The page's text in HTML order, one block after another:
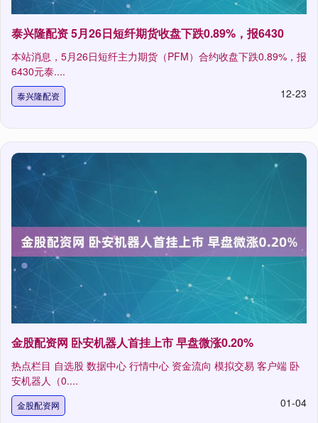
泰兴隆配资 5月26日短纤期货收盘下跌0.89%，报6430
本站消息，5月26日短纤主力期货（PFM）合约收盘下跌0.89%，报
6430元泰....
泰兴隆配资 12-23
金股配资网 卧安机器人首挂上市 早盘微涨0.20%
热点栏目 自选股 数据中心 行情中心 资金流向 模拟交易 客户端 卧
安机器人（0....
金股配资网 01-04